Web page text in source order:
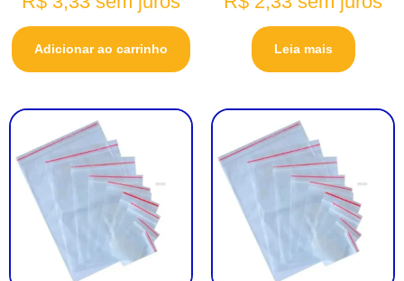
Adicionar ao carrinho Leia mais